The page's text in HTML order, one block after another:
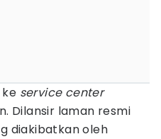
service center
Dilansir laman resmi
diakibatkan oleh